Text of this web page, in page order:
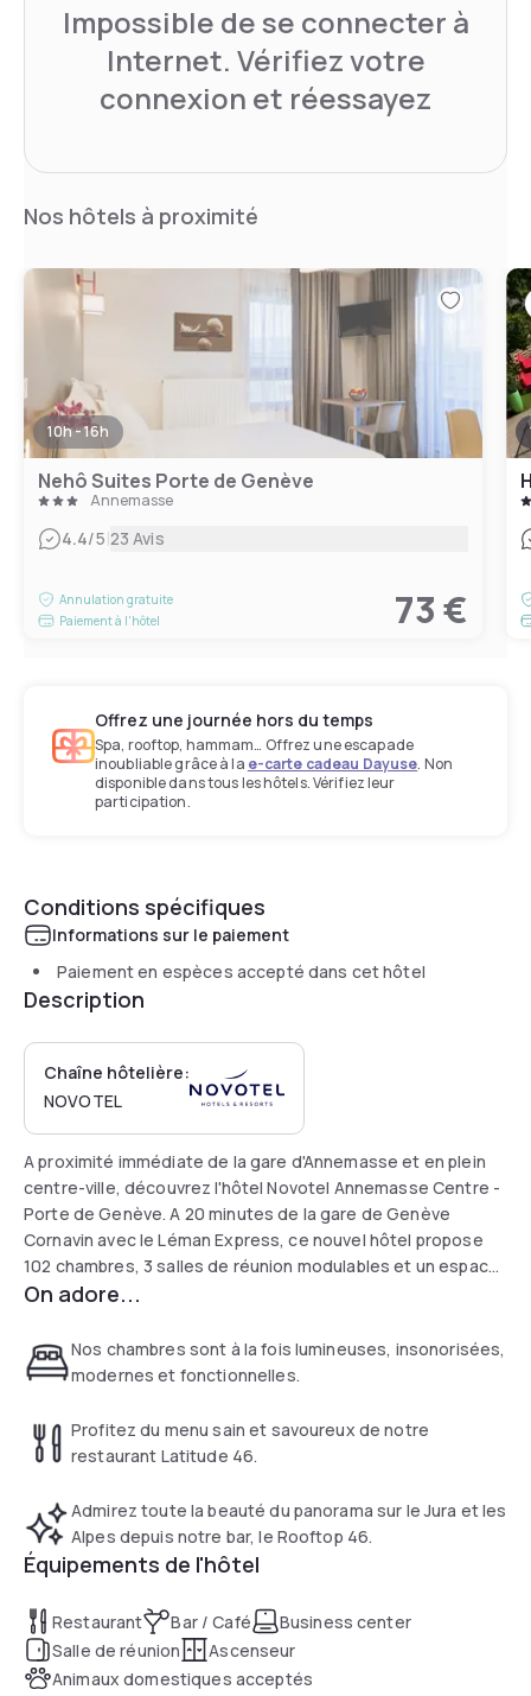
Impossible de se connecter à
Internet. Vérifiez votre
connexion et réessayez
Nos hôtels à proximité
10h - 16h
Nehô Suites Porte de Genève
Annemasse
4.4/5|23 Avis
Annulation gratuite
Paiement à l'hôtel
73 €
Offrez une journée hors du temps
Spa, rooftop, hammam… Offrez une escapade
inoubliable grâce à la e-carte cadeau Dayuse. Non
disponible dans tous les hôtels. Vérifiez leur
participation.
Conditions spécifiques
Informations sur le paiement
Paiement en espèces accepté dans cet hôtel
Description
Chaîne hôtelière:
NOVOTEL
A proximité immédiate de la gare d'Annemasse et en plein
centre-ville, découvrez l'hôtel Novotel Annemasse Centre -
Porte de Genève. A 20 minutes de la gare de Genève
Cornavin avec le Léman Express, ce nouvel hôtel propose
102 chambres, 3 salles de réunion modulables et un espace
de fitness. Profitez du bar le Rooftop 46 au 8ème étage
Savourez une cuisine saine à base de produits frais
préparée par le chef de notre restaurant le Latitude 46.
On adore...
Nos chambres sont à la fois lumineuses, insonorisées,
modernes et fonctionnelles.
Profitez du menu sain et savoureux de notre
restaurant Latitude 46.
Admirez toute la beauté du panorama sur le Jura et les
Alpes depuis notre bar, le Rooftop 46.
Équipements de l'hôtel
Restaurant Bar / Café
Business center
Salle de réunion
Ascenseur
Animaux domestiques acceptés